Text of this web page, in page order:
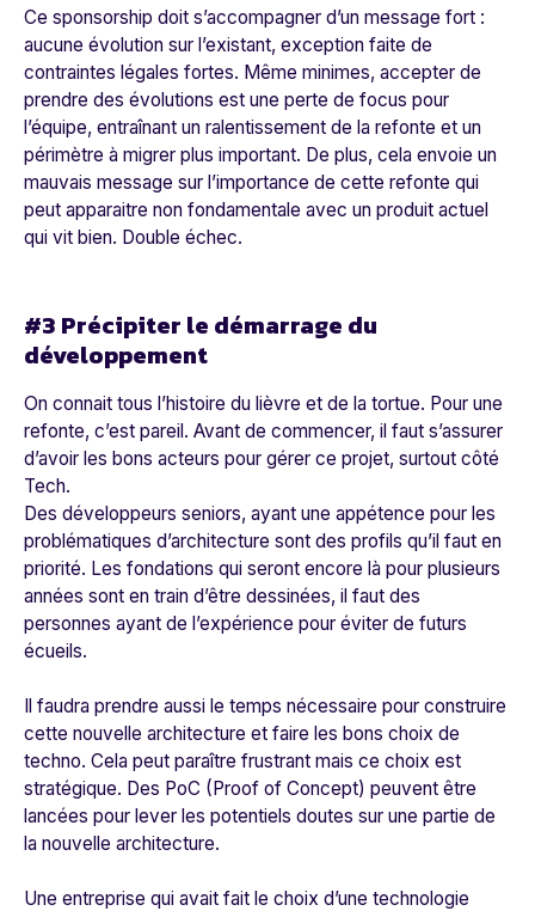
Ce sponsorship doit s’accompagner d’un message fort :
aucune évolution sur l’existant, exception faite de
contraintes légales fortes. Même minimes, accepter de
prendre des évolutions est une perte de focus pour
l’équipe, entraînant un ralentissement de la refonte et un
périmètre à migrer plus important. De plus, cela envoie un
mauvais message sur l’importance de cette refonte qui
peut apparaitre non fondamentale avec un produit actuel
qui vit bien. Double échec.
#3 Précipiter le démarrage du
développement
On connait tous l’histoire du lièvre et de la tortue. Pour une
refonte, c’est pareil. Avant de commencer, il faut s’assurer
d’avoir les bons acteurs pour gérer ce projet, surtout côté
Tech.
Des développeurs seniors, ayant une appétence pour les
problématiques d’architecture sont des profils qu’il faut en
priorité. Les fondations qui seront encore là pour plusieurs
années sont en train d’être dessinées, il faut des
personnes ayant de l’expérience pour éviter de futurs
écueils.
Il faudra prendre aussi le temps nécessaire pour construire
cette nouvelle architecture et faire les bons choix de
techno. Cela peut paraître frustrant mais ce choix est
stratégique. Des PoC (Proof of Concept) peuvent être
lancées pour lever les potentiels doutes sur une partie de
la nouvelle architecture.
Une entreprise qui avait fait le choix d’une technologie